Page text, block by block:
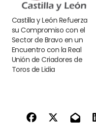
Castilla y León Refuerza
su Compromiso con el
Sector de Bravo en un
Encuentro con la Real
Unión de Criadores de
Toros de Lidia